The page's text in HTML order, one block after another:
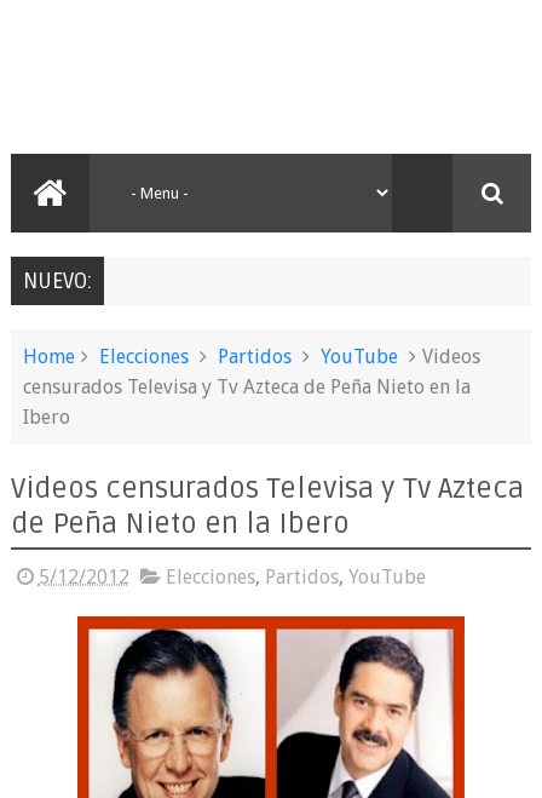
NUEVO:
Home Elecciones Partidos YouTube
Videos
censurados Televisa y Tv Azteca de Peña Nieto en la
Ibero
Videos censurados Televisa y Tv Azteca
de Peña Nieto en la Ibero
5/12/2012 Elecciones, Partidos, YouTube